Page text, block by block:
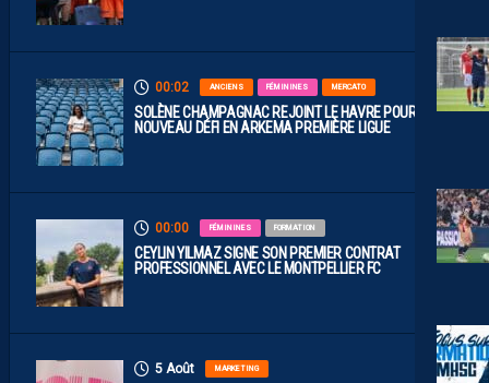
00:02 ANCIENS FÉMININES MERCATO
SOLÈNE CHAMPAGNAC REJOINT LE HAVRE POUR UN
NOUVEAU DÉFI EN ARKEMA PREMIÈRE LIGUE
00:00 FÉMININES FORMATION
CEYLIN YILMAZ SIGNE SON PREMIER CONTRAT
PROFESSIONNEL AVEC LE MONTPELLIER FC
5 Août MARKETING